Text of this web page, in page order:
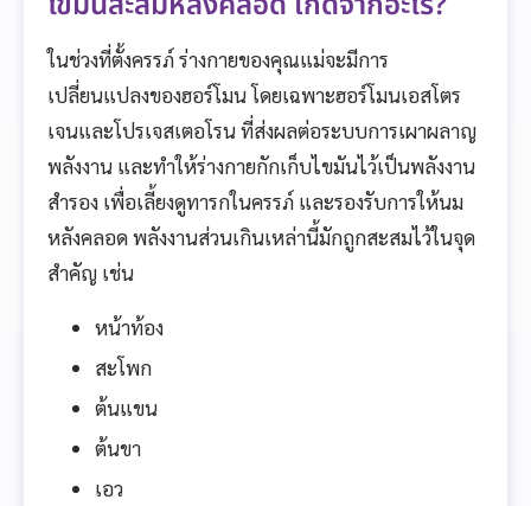
ในช่วงที่ตั้งครรภ์ ร่างกายของคุณแม่จะมีการ
เปลี่ยนแปลงของฮอร์โมน โดยเฉพาะฮอร์โมนเอสโตร
เจนและโปรเจสเตอโรน ที่ส่งผลต่อระบบการเผาผลาญ
พลังงาน และทำให้ร่างกายกักเก็บไขมันไว้เป็นพลังงาน
สำรอง เพื่อเลี้ยงดูทารกในครรภ์ และรองรับการให้นม
หลังคลอด พลังงานส่วนเกินเหล่านี้มักถูกสะสมไว้ในจุด
สำคัญ เช่น
หน้าท้อง
สะโพก
ต้นแขน
ต้นขา
เอว